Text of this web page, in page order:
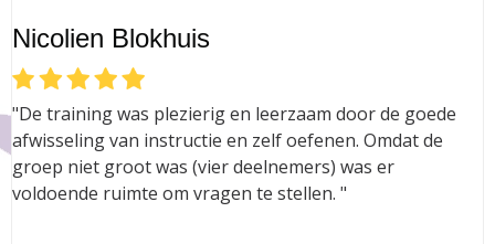
Nicolien Blokhuis
"De training was plezierig en leerzaam door de goede
afwisseling van instructie en zelf oefenen. Omdat de
groep niet groot was (vier deelnemers) was er
voldoende ruimte om vragen te stellen. "